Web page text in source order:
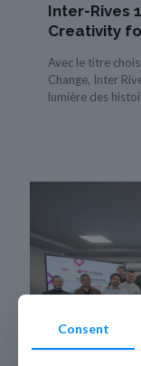
Inter-Rives
Creativity
Avec le titre
Change, Inter
lumière des
Consent